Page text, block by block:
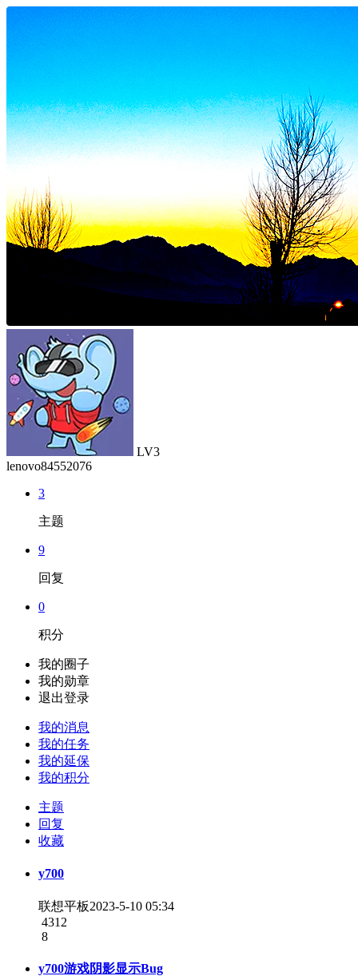
LV3
lenovo84552076
3
主题
9
回复
0
积分
我的圈子
我的勋章
退出登录
我的消息
我的任务
我的延保
我的积分
主题
回复
收藏
y700
联想平板2023-5-10 05:34
4312
8
y700游戏阴影显示Bug